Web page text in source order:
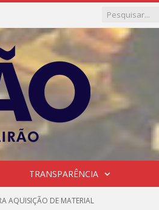
TRANSPARÊNCIA
AQUISIÇÃO DE MATERIAL